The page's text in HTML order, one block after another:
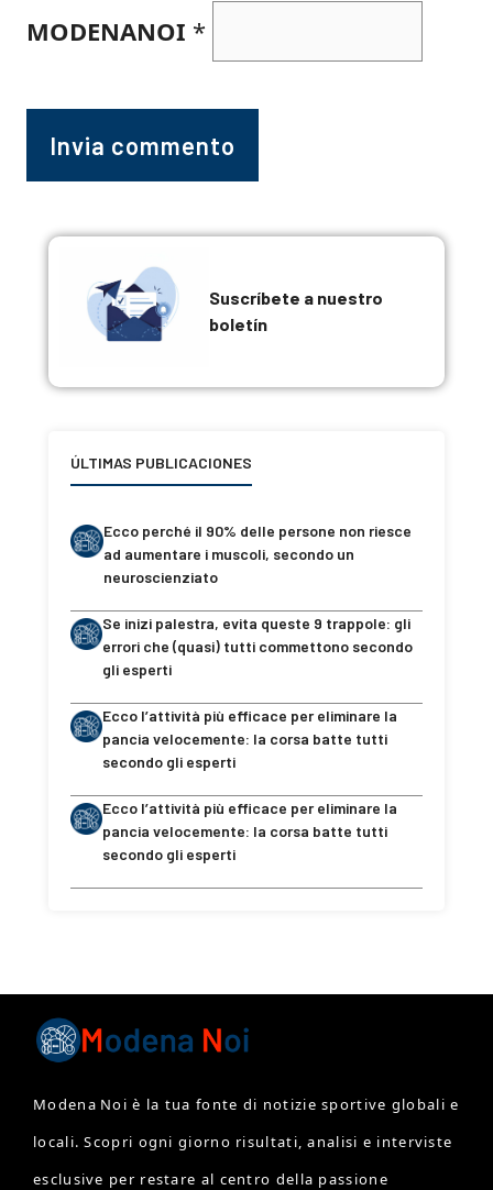
MODENANOI *
Suscríbete a nuestro
boletín
ÚLTIMAS PUBLICACIONES
Ecco perché il 90% delle persone non riesce
ad aumentare i muscoli, secondo un
neuroscienziato
Se inizi palestra, evita queste 9 trappole: gli
errori che (quasi) tutti commettono secondo
gli esperti
Ecco l’attività più efficace per eliminare la
pancia velocemente: la corsa batte tutti
secondo gli esperti
Ecco l’attività più efficace per eliminare la
pancia velocemente: la corsa batte tutti
secondo gli esperti
Modena Noi è la tua fonte di notizie sportive globali e
locali. Scopri ogni giorno risultati, analisi e interviste
esclusive per restare al centro della passione